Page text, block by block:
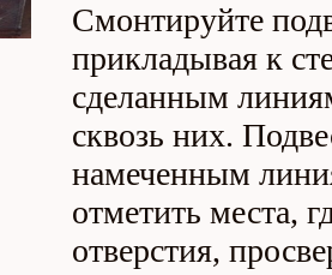
Смонтируйте
прикладывая к
сделанным
сквозь них.
намеченным
отметить места,
отверстия,